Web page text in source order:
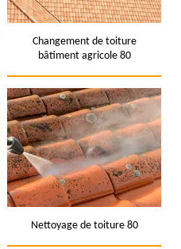
Changement de toiture
bâtiment agricole 80
Nettoyage de toiture 80